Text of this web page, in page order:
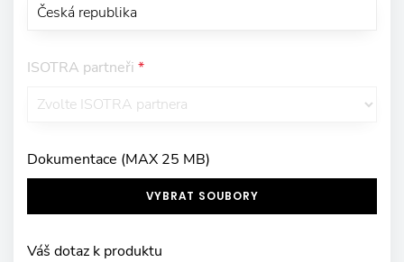
ISOTRA partneři *
Dokumentace (MAX 25 MB)
VYBRAT SOUBORY
Váš dotaz k produktu